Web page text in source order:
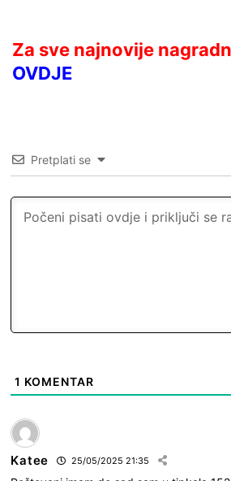
Za sve najnovije
OVDJE
Pretplati se
1 KOMENTAR
Katee 25/05/2025 21:35